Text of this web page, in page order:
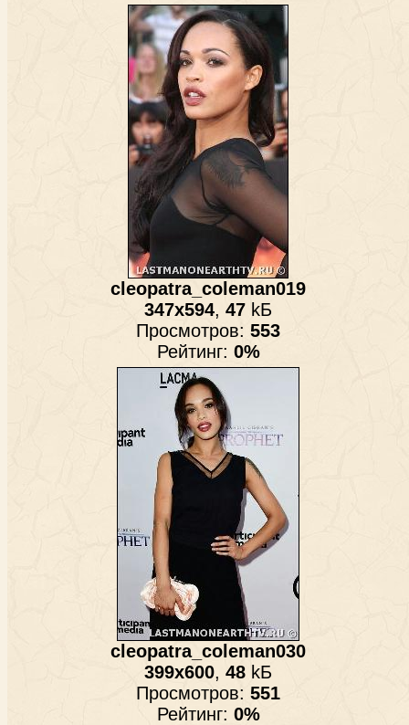
cleopatra_coleman019
347x594, 47 kБ
Просмотров: 553
Рейтинг: 0%
cleopatra_coleman030
399x600, 48 kБ
Просмотров: 551
Рейтинг: 0%